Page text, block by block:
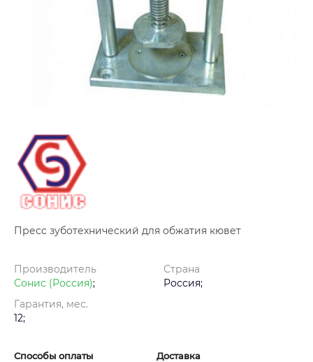
Пресс зуботехнический для обжатия кювет
Производитель
Сонис (Россия);
Страна
Россия;
Гарантия, мес.
12;
Способы оплаты Доставка